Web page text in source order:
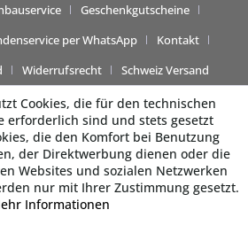
Geschenkgutscheine
per WhatsApp
Kontakt
Widerrufsrecht Schweiz Versand
Cookies, die für den technischen
erforderlich sind und stets gesetzt
die den Komfort bei Benutzung
der Direktwerbung dienen oder die
Websites und sozialen Netzwerken
nur mit Ihrer Zustimmung gesetzt.
Informationen